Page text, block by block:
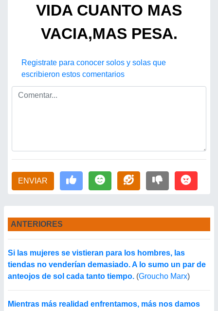
VIDA CUANTO MAS
VACIA,MAS PESA.
Registrate para conocer solos y solas que
escribieron estos comentarios
ENVIAR
ANTERIORES
Si las mujeres se vistieran para los hombres, las
tiendas no venderían demasiado. A lo sumo un par de
anteojos de sol cada tanto tiempo. (Groucho Marx)
Mientras más realidad enfrentamos, más nos damos